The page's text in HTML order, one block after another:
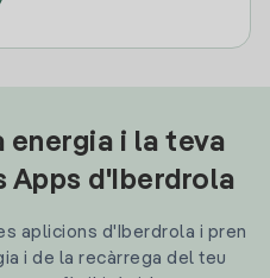
energia i la teva
Apps d'Iberdrola
aplicions d'Iberdrola i pren
i de la recàrrega del teu